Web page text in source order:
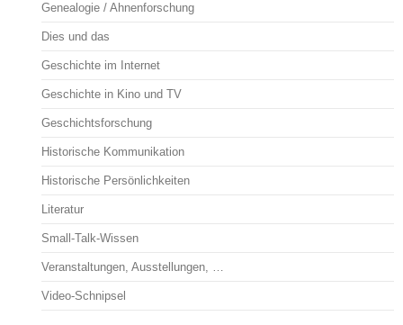
Genealogie / Ahnenforschung
Dies und das
Geschichte im Internet
Geschichte in Kino und TV
Geschichtsforschung
Historische Kommunikation
Historische Persönlichkeiten
Literatur
Small-Talk-Wissen
Veranstaltungen, Ausstellungen, …
Video-Schnipsel